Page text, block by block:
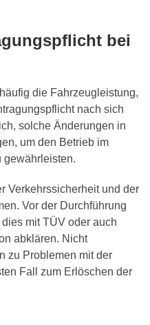
bei
die Fahrzeugleistung,
nach sich
solche Änderungen in
um den Betrieb im
gewährleisten.
Verkehrssicherheit und der
Vor der Durchführung
mit TÜV oder auch
abklären. Nicht
zu Problemen mit der
Fall zum Erlöschen der